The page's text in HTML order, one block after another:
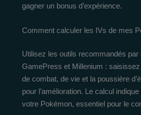
gagner un bonus d’expérience.
Comment calculer les IVs de mes
Utilisez les outils recommandés
GamePress et Millenium :
de combat, de vie et la poussière
pour l’amélioration. Le calcul
votre Pokémon, essentiel pour le